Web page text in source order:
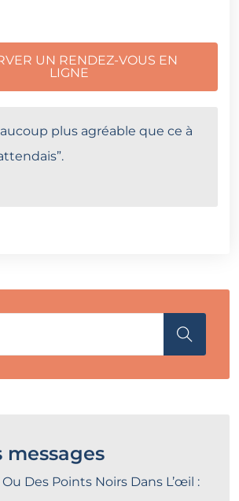
UN RENDEZ-VOUS EN
LIGNE
plus agréable que ce à
messages
Des Points Noirs Dans L’œil :